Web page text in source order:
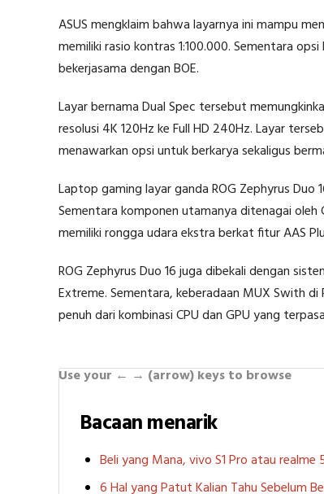
ASUS mengklaim bahwa layarnya ini mampu
memiliki rasio kontras 1:100.000. Sementara
bekerjasama dengan BOE.
Layar bernama Dual Spec tersebut
resolusi 4K 120Hz ke Full HD 240Hz. Layar
menawarkan opsi untuk berkarya sekaligus
Laptop gaming layar ganda ROG Zephyrus
Sementara komponen utamanya ditenagai oleh
memiliki rongga udara ekstra berkat fitur AAS
ROG Zephyrus Duo 16 juga dibekali dengan
Extreme. Sementara, keberadaan MUX Swith
penuh dari kombinasi CPU dan GPU yang
Use your ← → (arrow) keys to browse
Bacaan menarik
Beli yang Mana, vivo S1 Pro atau realme
6 Hal yang Patut Kalian Tahu Sebelum